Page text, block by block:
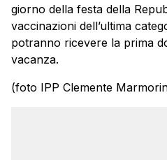
giorno della festa della
vaccinazioni dell’ultima
potranno ricevere la prima
vacanza.
(foto IPP Clemente